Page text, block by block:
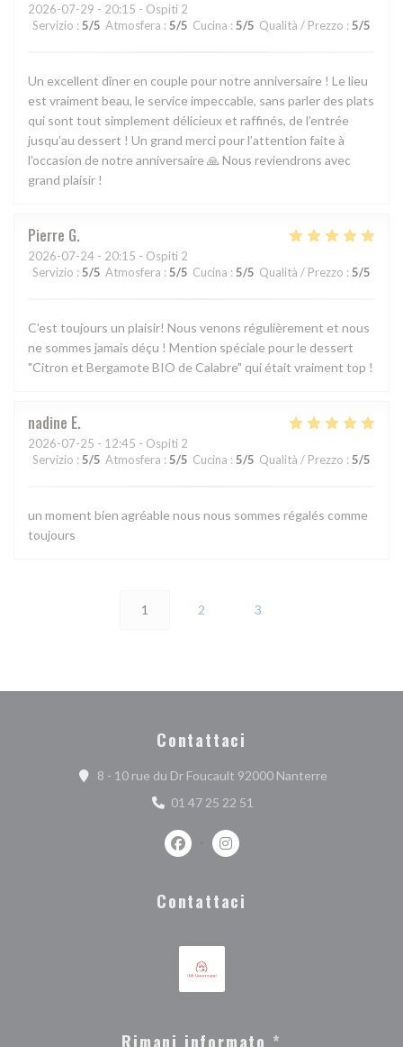
2026-07-29 - 20:15 - Ospiti 2
Servizio : 5/5 Atmosfera : 5/5 Cucina : 5/5 Qualità / Prezzo : 5/5
Un excellent dîner en couple pour notre anniversaire ! Le lieu
est vraiment beau, le service impeccable, sans parler des plats
qui sont tout simplement délicieux et raffinés, de l’entrée
jusqu’au dessert ! Un grand merci pour l’attention faite à
l’occasion de notre anniversaire 🙏 Nous reviendrons avec
grand plaisir !
Pierre G
2026-07-24 - 20:15 - Ospiti 2
Servizio : 5/5 Atmosfera : 5/5 Cucina : 5/5 Qualità / Prezzo : 5/5
C'est toujours un plaisir! Nous venons régulièrement et nous
ne sommes jamais déçu ! Mention spéciale pour le dessert
"Citron et Bergamote BIO de Calabre" qui était vraiment top !
nadine E
2026-07-25 - 12:45 - Ospiti 2
Servizio : 5/5 Atmosfera : 5/5 Cucina : 5/5 Qualità / Prezzo : 5/5
un moment bien agréable nous nous sommes régalés comme
toujours
1 2 3
Contattaci
8 - 10 rue du Dr Foucault 92000 Nanterre((apre una
01 47 25 22 51
Facebook ((apre una nuova finestra))
Instagram ((apre una nuova
Contattaci
Rimani informato *